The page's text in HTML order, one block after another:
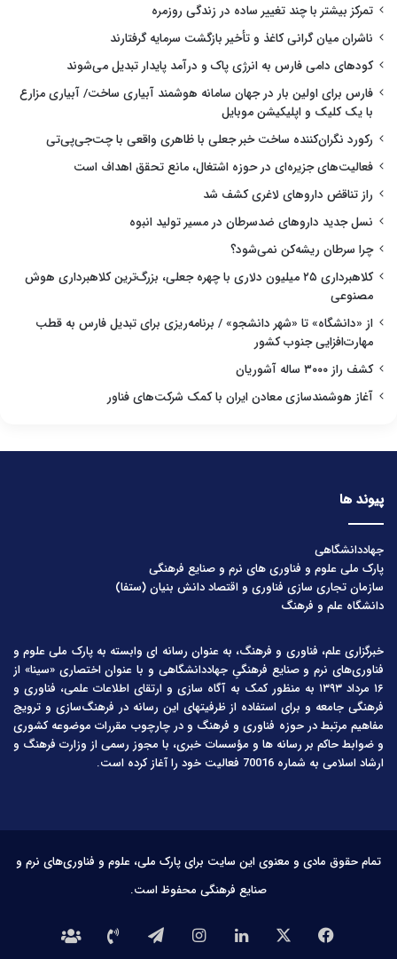
تمرکز بیشتر با چند تغییر ساده در زندگی روزمره
ناشران میان گرانی کاغذ و تأخیر بازگشت سرمایه گرفتارند
کودهای دامی فارس به انرژی پاک و درآمد پایدار تبدیل می‌شوند
فارس برای اولین بار در جهان سامانه هوشمند آبیاری ساخت/ آبیاری مزارع
با یک کلیک و اپلیکیشن موبایل
رکورد نگران‌کننده ساخت خبر جعلی با ظاهری واقعی با چت‌جی‌پی‌تی
فعالیت‌های جزیره‌ای در حوزه اشتغال، مانع تحقق اهداف است
راز تناقض داروهای لاغری کشف شد
نسل جدید داروهای ضدسرطان در مسیر تولید انبوه
چرا سرطان ریشه‌کن نمی‌شود؟
کلاهبرداری ۲۵ میلیون دلاری با چهره جعلی، بزرگ‌ترین کلاهبرداری هوش
مصنوعی
از «دانشگاه» تا «شهر دانشجو» / برنامه‌ریزی برای تبدیل فارس به قطب
مهارت‌افزایی جنوب کشور
کشف راز ۳۰۰۰ ساله آشوریان
آغاز هوشمندسازی معادن ایران با کمک شرکت‌های فناور
پیوند ها
جهاددانشگاهی
پارک ملی علوم و فناوری های نرم و صنایع فرهنگی
سازمان تجاری سازی فناوری و اقتصاد دانش بنیان (ستفا)
دانشگاه علم و فرهنگ
خبرگزاری علم، فناوری و فرهنگ، به عنوان رسانه ای وابسته به پارک ملی علوم و
فناوری‌های نرم و صنایع فرهنگیِ جهاددانشگاهی و با عنوان اختصاری «سینا» از
۱۶ مرداد ۱۳۹۳ به منظور کمک به آگاه سازی و ارتقای اطلاعات علمی، فناوری و
فرهنگی جامعه و برای استفاده از ظرفیتهای این رسانه در فرهنگ‌سازی و ترویج
مفاهیم مرتبط در حوزه فناوری و فرهنگ و در چارچوب مقررات موضوعه کشوری
و ضوابط حاکم بر رسانه ها و مؤسسات خبری، با مجوز رسمی از وزارت فرهنگ و
ارشاد اسلامی به شماره 70016 فعالیت خود را آغاز کرده است.
تمام حقوق مادی و معنوی این سایت برای پارک ملی، علوم و فناوری‌های نرم و
صنایع فرهنگی محفوظ است.
فیس لینکدیناینستاگرامتلگرامتماس درباره